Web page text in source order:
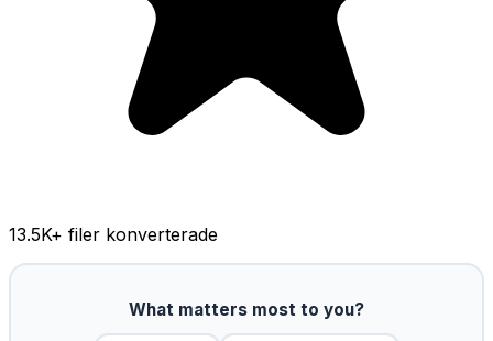
13.5K+ filer konverterade
What matters most to you?